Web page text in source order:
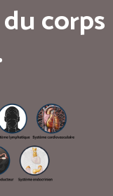
corps